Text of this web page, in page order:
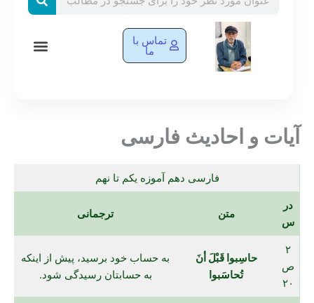
تماس با
ما
آیات و احادیث فارسی
فارسی دهم آموزه یکم تا نهم
در
س
متن ترجمانی
۲
ص
۲۰
حاسِبوا قَبْلَ أنَ
تُحاسَبوا
به حساب خود برسید، پیش از اینکه
به حسابتان رسیدگی شود.